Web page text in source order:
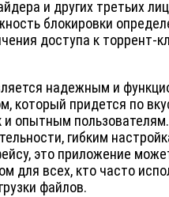
и других третьих
блокировки
доступа к торрент-
надежным и
который придется по
опытным
гибким
это приложение
для всех, кто часто
файлов.